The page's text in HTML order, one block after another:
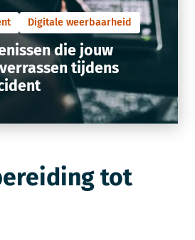
Digitale weerbaarheid
die jouw
tijdens
tot